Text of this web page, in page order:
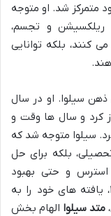
متمرکز شد. او متوجه
و تجسم،
کنند، بلکه توانایی
سیلوا. او در سال
کرد و سال ها وقت و
سیلوا متوجه شد که
بلکه برای حل
استرس و حتی بهبود
سلامت جسمی کاربرد دارند. او در سال ۱۹۶۰، یافته های خود را به
متد سیلوا الهام بخش